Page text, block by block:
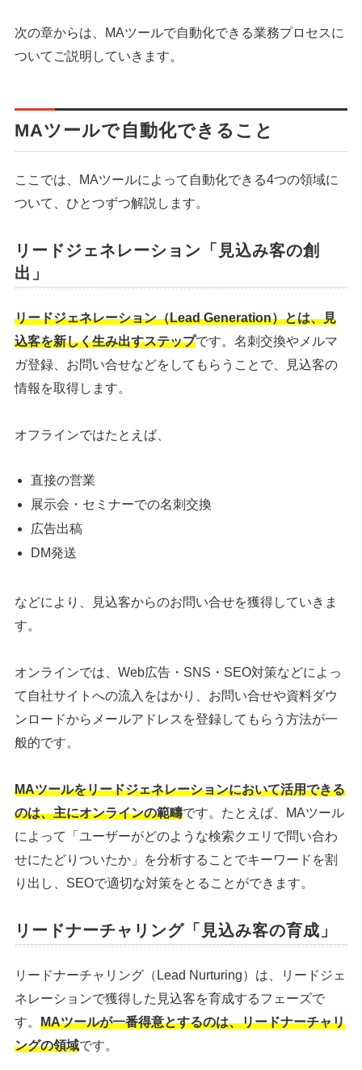
次の章からは、MAツールで自動化できる業務プロセスに
ついてご説明していきます。
MAツールで自動化できること
ここでは、MAツールによって自動化できる4つの領域に
ついて、ひとつずつ解説します。
リードジェネレーション「見込み客の創
出」
リードジェネレーション（Lead Generation）とは、見
込客を新しく生み出すステップです。名刺交換やメルマ
ガ登録、お問い合せなどをしてもらうことで、見込客の
情報を取得します。
オフラインではたとえば、
直接の営業
展示会・セミナーでの名刺交換
広告出稿
DM発送
などにより、見込客からのお問い合せを獲得していきま
す。
オンラインでは、Web広告・SNS・SEO対策などによっ
て自社サイトへの流入をはかり、お問い合せや資料ダウ
ンロードからメールアドレスを登録してもらう方法が一
般的です。
MAツールをリードジェネレーションにおいて活用できる
のは、主にオンラインの範疇です。たとえば、MAツール
によって「ユーザーがどのような検索クエリで問い合わ
せにたどりついたか」を分析することでキーワードを割
り出し、SEOで適切な対策をとることができます。
リードナーチャリング「見込み客の育成」
リードナーチャリング（Lead Nurturing）は、リードジェ
ネレーションで獲得した見込客を育成するフェーズで
す。 MAツールが一番得意とするのは、リードナーチャリ
ングの領域です。
シェア 投稿